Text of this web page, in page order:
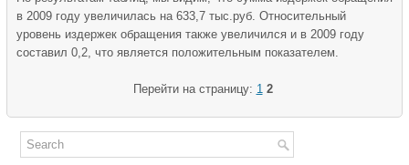
в 2009 году увеличилась на 633,7 тыс.руб. Относительный
уровень издержек обращения также увеличился и в 2009 году
составил 0,2, что является положительным показателем.
Перейти на страницу: 1 2